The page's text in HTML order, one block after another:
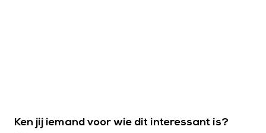
Ken jij iemand voor wie dit interessant is?